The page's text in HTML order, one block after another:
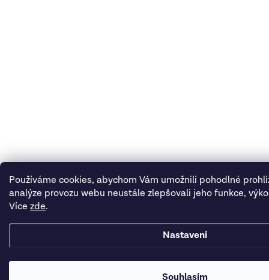
Používáme cookies, abychom Vám umožnili pohodlné
analýze provozu webu neustále zlepšovali jeho funkce,
Více zde.
Nastavení
Souhlasím